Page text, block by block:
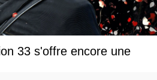
33 s'offre encore une